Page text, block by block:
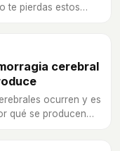
te pierdas estos
cerebral
ocurren y es
qué se producen